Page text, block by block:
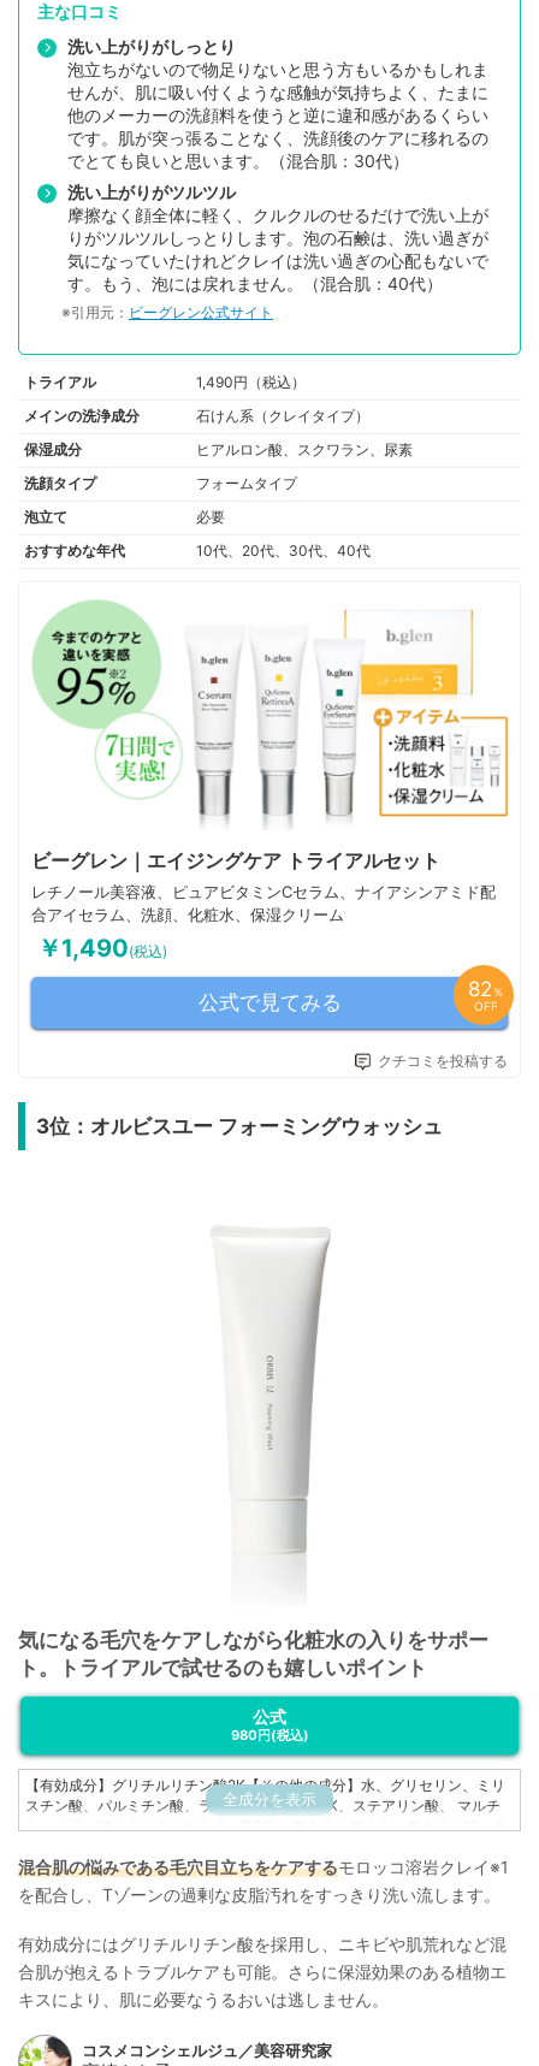
主な口コミ
洗い上がりがしっとり
泡立ちがないので物足りないと思う方もいるかもしれま
せんが、肌に吸い付くような感触が気持ちよく、たまに
他のメーカーの洗顔料を使うと逆に違和感があるくらい
です。肌が突っ張ることなく、洗顔後のケアに移れるの
でとても良いと思います。（混合肌：30代）
洗い上がりがツルツル
摩擦なく顔全体に軽く、クルクルのせるだけで洗い上が
りがツルツルしっとりします。泡の石鹸は、洗い過ぎが
気になっていたけれどクレイは洗い過ぎの心配もないで
す。もう、泡には戻れません。（混合肌：40代）
※引用元： ビーグレン公式サイト
トライアル
1,490円（税込）
メインの洗浄成分
石けん系（クレイタイプ）
保湿成分
ヒアルロン酸、スクワラン、尿素
洗顔タイプ
フォームタイプ
泡立て
必要
おすすめな年代
10代、20代、30代、40代
ビーグレン｜エイジングケア トライアルセット
レチノール美容液、ピュアビタミンCセラム、ナイアシンアミド配
合アイセラム、洗顔、化粧水、保湿クリーム
￥1,490(税込)
公式で見てみる
82 ％
OFF
クチコミを投稿する
3位：オルビスユー フォーミングウォッシュ
気になる毛穴をケアしながら化粧水の入りをサポー
ト。トライアルで試せるのも嬉しいポイント
公式
980円(税込)
全成分を表示
【有効成分】グリチルリチン酸2K【その他の成分】水、グリセリン、ミリ
スチン酸、パルミチン酸、ラウリン酸、水酸化K、ステアリン酸、 マルチ
トール液、アルキルグリコシド、DPG、 アクリルアミド・アクリル酸・塩
グラスエキス、ヤグルマギクエキス、 桃葉エキス、ケイ酸AI・Mg、 ヤシ
油脂肪酸アシルグリシンK液、サンゴ草抽出液、 塩化ジメチルジアリルア
ンモニウム・アクリルアミド共重合体、BG、ポリ塩化ジメチルジメチレン
ルメチルセルロース
混合肌の悩みである毛穴目立ちをケアするモロッコ溶岩クレイ※1
を配合し、Tゾーンの過剰な皮脂汚れをすっきり洗い流します。
有効成分にはグリチルリチン酸を採用し、ニキビや肌荒れなど混
合肌が抱えるトラブルケアも可能。さらに保湿効果のある植物エ
キスにより、肌に必要なうるおいは逃しません。